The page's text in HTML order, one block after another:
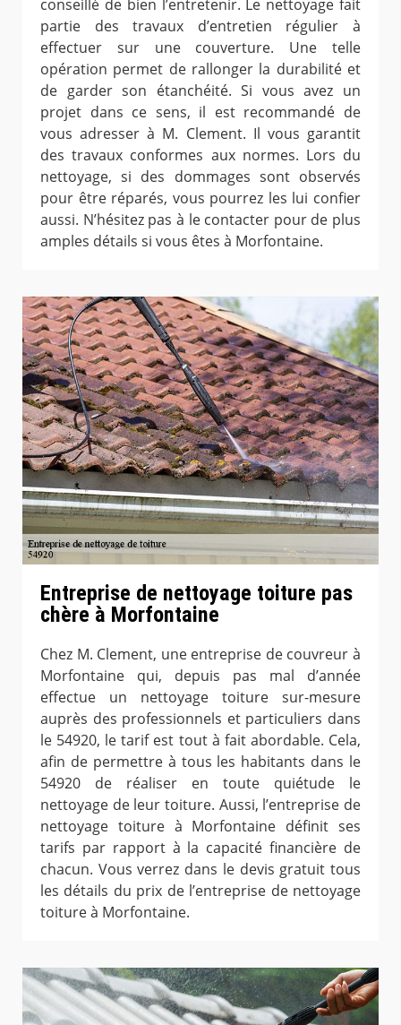
conseillé de bien l’entretenir. Le nettoyage fait
partie des travaux d’entretien régulier à
effectuer sur une couverture. Une telle
opération permet de rallonger la durabilité et
de garder son étanchéité. Si vous avez un
projet dans ce sens, il est recommandé de
vous adresser à M. Clement. Il vous garantit
des travaux conformes aux normes. Lors du
nettoyage, si des dommages sont observés
pour être réparés, vous pourrez les lui confier
aussi. N’hésitez pas à le contacter pour de plus
amples détails si vous êtes à Morfontaine.
Entreprise de nettoyage toiture pas
chère à Morfontaine
Chez M. Clement, une entreprise de couvreur à
Morfontaine qui, depuis pas mal d’année
effectue un nettoyage toiture sur-mesure
auprès des professionnels et particuliers dans
le 54920, le tarif est tout à fait abordable. Cela,
afin de permettre à tous les habitants dans le
54920 de réaliser en toute quiétude le
nettoyage de leur toiture. Aussi, l’entreprise de
nettoyage toiture à Morfontaine définit ses
tarifs par rapport à la capacité financière de
chacun. Vous verrez dans le devis gratuit tous
les détails du prix de l’entreprise de nettoyage
toiture à Morfontaine.